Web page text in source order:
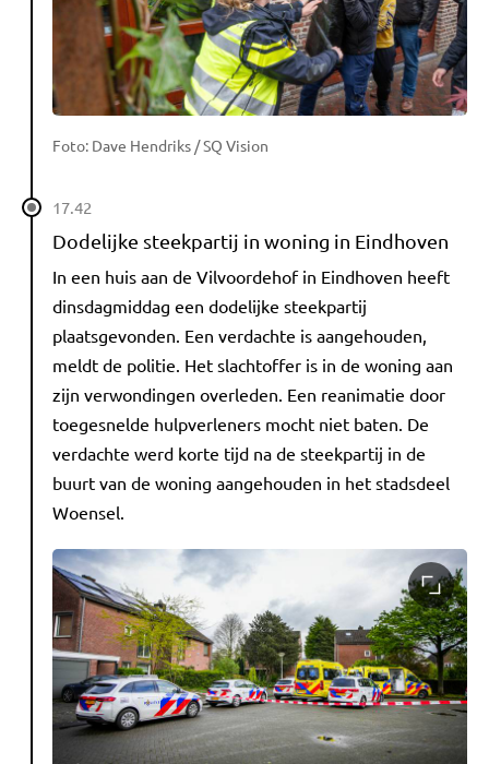
Foto: Dave Hendriks / SQ Vision
17.42
Dodelijke steekpartij in woning in Eindhoven
In een huis aan de Vilvoordehof in Eindhoven heeft
dinsdagmiddag een dodelijke steekpartij
plaatsgevonden. Een verdachte is aangehouden,
meldt de politie. Het slachtoffer is in de woning aan
zijn verwondingen overleden. Een reanimatie door
toegesnelde hulpverleners mocht niet baten. De
verdachte werd korte tijd na de steekpartij in de
buurt van de woning aangehouden in het stadsdeel
Woensel.